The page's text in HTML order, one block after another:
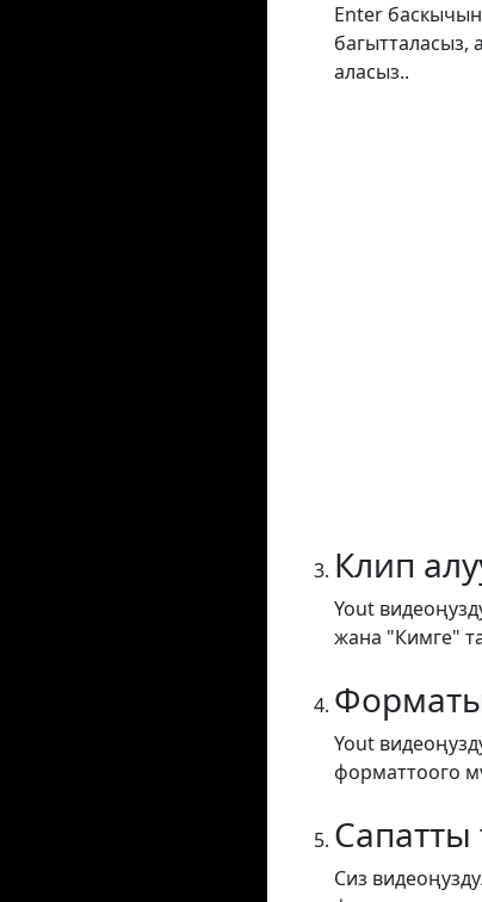
Enter
багытталасыз,
аласыз..
Клип
Yout
жана "Кимге"
Yout
форматтоого
Сиз